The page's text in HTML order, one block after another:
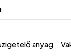
anyag